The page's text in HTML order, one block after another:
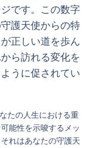
です。この数字
護天使からの特
正しい道を歩ん
ら訪れる変化を
うに促されてい
たの人生における重
能性を示唆するメッ
れはあなたの守護天